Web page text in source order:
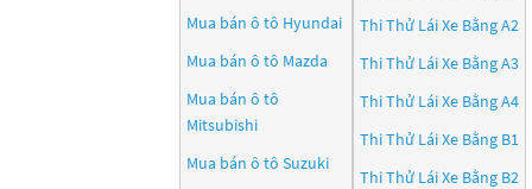
Mua bán ô tô Hyundai
Mua bán ô tô Mazda
Mua bán ô tô
Mitsubishi
Mua bán ô tô Suzuki
Thi Thử Lái Xe Bằng A2
Thi Thử Lái Xe Bằng A3
Thi Thử Lái Xe Bằng A4
Thi Thử Lái Xe Bằng B1
Thi Thử Lái Xe Bằng B2